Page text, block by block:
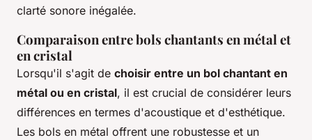
clarté sonore inégalée.
Comparaison entre bols chantants en métal et
en cristal
Lorsqu'il s'agit de choisir entre un bol chantant en
métal ou en cristal, il est crucial de considérer leurs
différences en termes d'acoustique et d'esthétique.
Les bols en métal offrent une robustesse et un